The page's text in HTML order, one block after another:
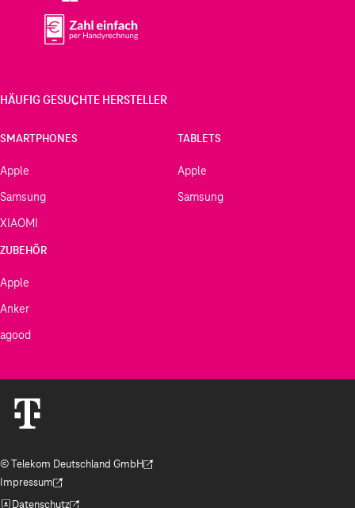
HÄUFIG GESUCHTE HERSTELLER
SMARTPHONES
Apple
Samsung
XIAOMI
TABLETS
Apple
Samsung
ZUBEHÖR
Apple
Anker
agood
© Telekom Deutschland GmbH
(Der Link wird in einem neuen Tab geöffnet)
Impressum
(Der Link wird in einem neuen Tab geöffnet)
Datenschutz